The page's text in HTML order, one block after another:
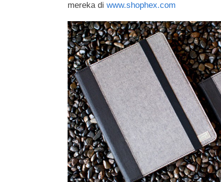
mereka di www.shophex.com